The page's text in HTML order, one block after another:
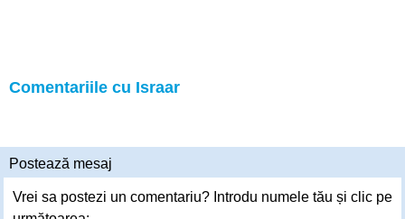
Comentariile cu Israar
Postează mesaj
Vrei sa postezi un comentariu? Introdu numele tău și clic pe